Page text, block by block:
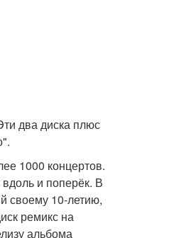
два диска плюс
1000 концертов.
и поперёк. В
своему 10-летию,
ремикс на
альбома